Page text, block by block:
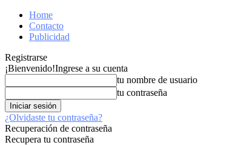
Home
Contacto
Publicidad
Registrarse
¡Bienvenido!Ingrese a su cuenta
tu nombre de usuario
tu contraseña
¿Olvidaste tu contraseña?
Recuperación de contraseña
Recupera tu contraseña